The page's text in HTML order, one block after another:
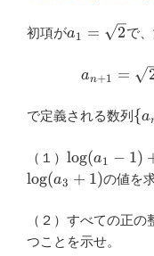
初項がa1 = 2で
an+1 =
で定義される数列 \
{a
（１） \log
(a_1-
1)+\log
(a_2-
1)+\log
(a_3-
log(a1 − 1)
log(a3 + 1)の値を
（２）すべての正の
つことを示せ。